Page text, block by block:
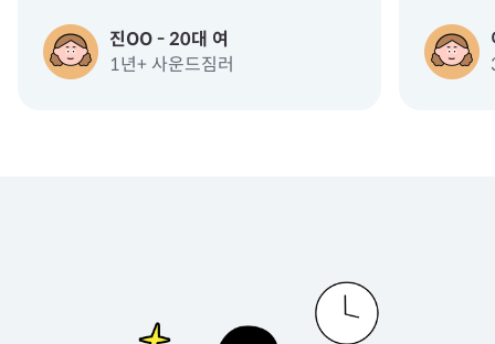
진OO - 20대 여
1년+ 사운드짐러